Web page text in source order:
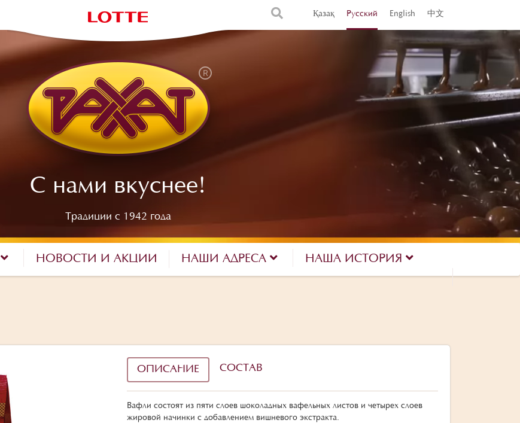
Қазақ Русский English 中文
С нами вкуснее!
Традиции с 1942 года
НОВОСТИ И АКЦИИ НАШИ АДРЕСА НАША ИСТОРИЯ
ОПИСАНИЕ СОСТАВ
Вафли состоят из пяти слоев шоколадных вафельных листов и четырех слоев
жировой начинки с добавлением вишневого экстракта.